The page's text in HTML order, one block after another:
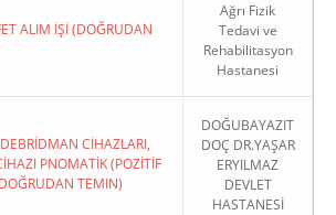
ALIM İŞİ (DOĞRUDAN
Ağrı Fizik
Tedavi ve
Rehabilitasyon
Hastanesi
CİHAZLARI,
PNOMATİK (POZİTİF
TEMIN)
DOĞUBAYAZIT
DOÇ DR.YAŞAR
ERYILMAZ
DEVLET
HASTANESİ